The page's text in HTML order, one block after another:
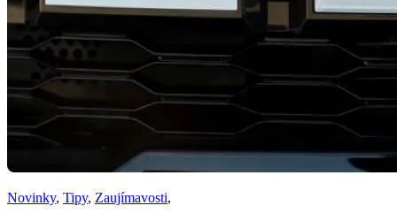
Novinky, Tipy, Zaujímavosti,